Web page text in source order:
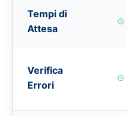
Tempi di
Attesa
Verifica
Errori